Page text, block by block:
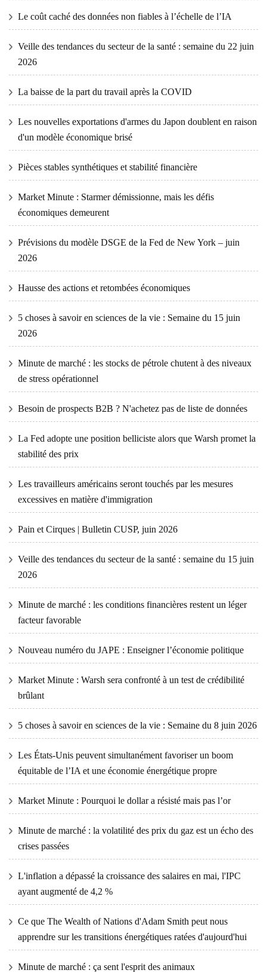
Le coût caché des données non fiables à l’échelle de l’IA
Veille des tendances du secteur de la santé : semaine du 22 juin
2026
La baisse de la part du travail après la COVID
Les nouvelles exportations d'armes du Japon doublent en raison
d'un modèle économique brisé
Pièces stables synthétiques et stabilité financière
Market Minute : Starmer démissionne, mais les défis
économiques demeurent
Prévisions du modèle DSGE de la Fed de New York – juin
2026
Hausse des actions et retombées économiques
5 choses à savoir en sciences de la vie : Semaine du 15 juin
2026
Minute de marché : les stocks de pétrole chutent à des niveaux
de stress opérationnel
Besoin de prospects B2B ? N'achetez pas de liste de données
La Fed adopte une position belliciste alors que Warsh promet la
stabilité des prix
Les travailleurs américains seront touchés par les mesures
excessives en matière d'immigration
Pain et Cirques | Bulletin CUSP, juin 2026
Veille des tendances du secteur de la santé : semaine du 15 juin
2026
Minute de marché : les conditions financières restent un léger
facteur favorable
Nouveau numéro du JAPE : Enseigner l’économie politique
Market Minute : Warsh sera confronté à un test de crédibilité
brûlant
5 choses à savoir en sciences de la vie : Semaine du 8 juin 2026
Les États-Unis peuvent simultanément favoriser un boom
équitable de l’IA et une économie énergétique propre
Market Minute : Pourquoi le dollar a résisté mais pas l’or
Minute de marché : la volatilité des prix du gaz est un écho des
crises passées
L'inflation a dépassé la croissance des salaires en mai, l'IPC
ayant augmenté de 4,2 %
Ce que The Wealth of Nations d'Adam Smith peut nous
apprendre sur les transitions énergétiques ratées d'aujourd'hui
Minute de marché : ça sent l'esprit des animaux